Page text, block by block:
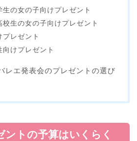
生の女の子向けプレゼント
校生の女の子向けプレゼント
プレゼント
向けプレゼント
レエ発表会のプレゼントの選び
ントの予算はいくらく